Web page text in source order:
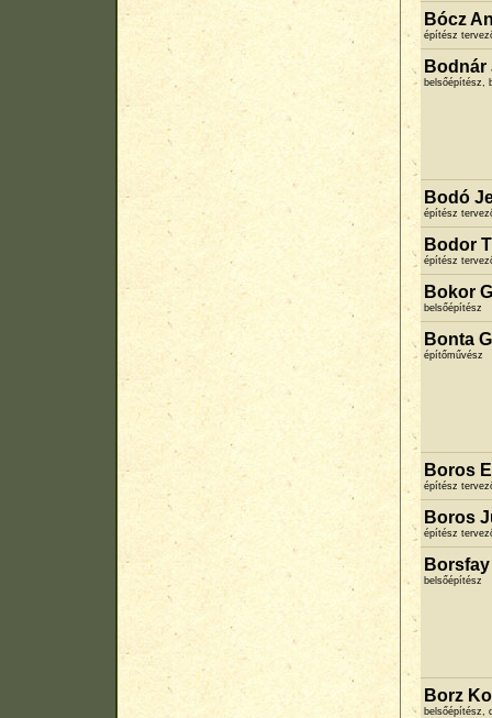
Bócz
építész
Bodnár
belsőépítész,
Bodó
építész
Bodor
építész
Bokor
belsőépítész
Bonta
építőművész
Boros
építész
Boros
építész
belsőépítész
Borz
belsőépítész,